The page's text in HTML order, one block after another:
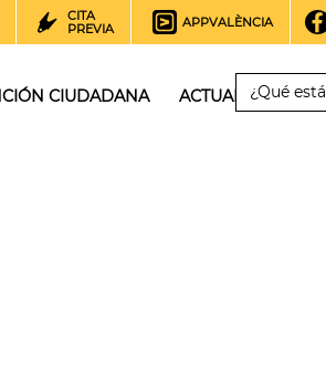
CITA
PREVIA
APPVALÈNCIA
CIUDADANA ACTUALIDAD